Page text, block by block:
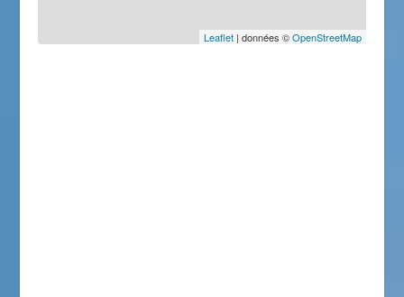
Leaflet| données ©OpenStreetMap